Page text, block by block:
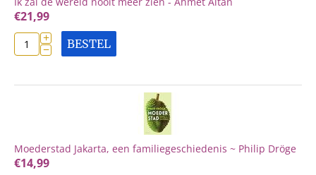
€21,99
+
− BESTEL
Moederstad Jakarta, een familiegeschiedenis ~ Philip Dröge
€14,99